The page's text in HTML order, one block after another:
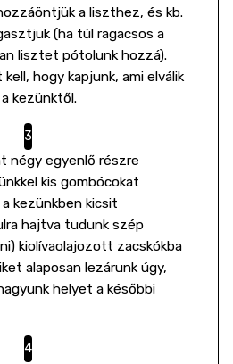
a liszthez, és kb.
(ha túl ragacsos a
lisztet pótolunk hozzá).
hogy kapjunk, ami elválik
kezünktől.
négy egyenlő részre
kis gombócokat
kezünkben kicsit
hajtva tudunk szép
kiolívaolajozott zacskókba
alaposan lezárunk úgy,
helyet a későbbi